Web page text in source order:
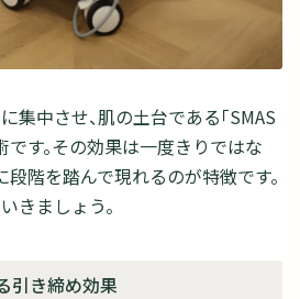
集中させ、肌の土台である「SMAS
です。その効果は一度きりではな
段階を踏んで現れるのが特徴です。
きましょう。
引き締め効果